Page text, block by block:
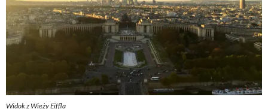
Widok z Wieży Eiffla